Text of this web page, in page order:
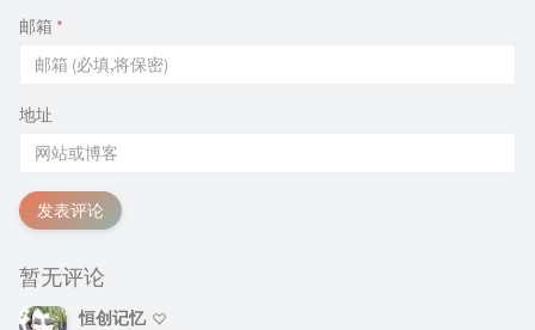
邮箱 *
地址
发表评论
暂无评论
恒创记忆